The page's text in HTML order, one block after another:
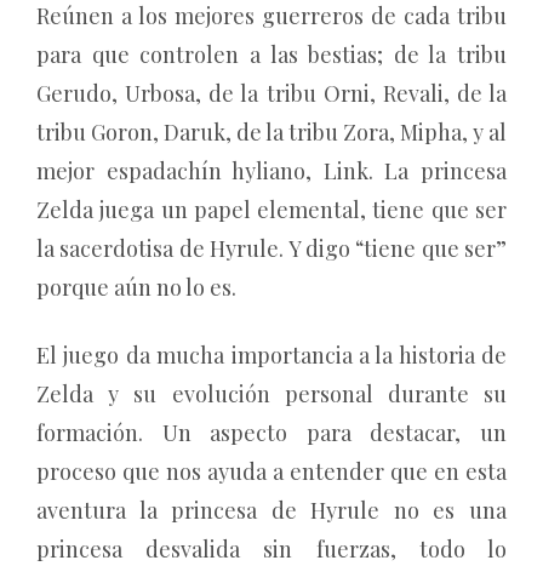
Reúnen a los mejores guerreros de cada tribu
para que controlen a las bestias; de la tribu
Gerudo, Urbosa, de la tribu Orni, Revali, de la
tribu Goron, Daruk, de la tribu Zora, Mipha, y al
mejor espadachín hyliano, Link. La princesa
Zelda juega un papel elemental, tiene que ser
la sacerdotisa de Hyrule. Y digo “tiene que ser”
porque aún no lo es.
El juego da mucha importancia a la historia de
Zelda y su evolución personal durante su
formación. Un aspecto para destacar, un
proceso que nos ayuda a entender que en esta
aventura la princesa de Hyrule no es una
princesa desvalida sin fuerzas, todo lo